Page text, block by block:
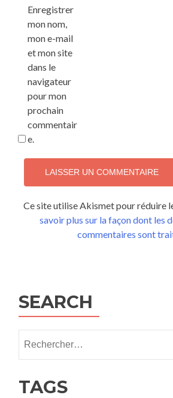
Enregistrer
mon nom,
mon e-mail
et mon site
dans le
navigateur
pour mon
prochain
commentair
e.
Ce site utilise Akismet pour réduire
savoir plus sur la façon dont les
commentaires sont
SEARCH
TAGS